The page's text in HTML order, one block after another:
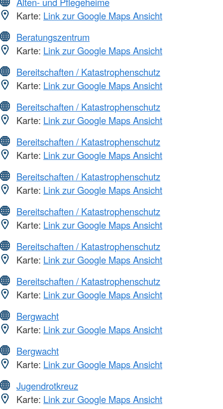
Karte: Link zur Google Maps Ansicht
Beratungszentrum
Karte: Link zur Google Maps Ansicht
Bereitschaften / Katastrophenschutz
Karte: Link zur Google Maps Ansicht
Bereitschaften / Katastrophenschutz
Karte: Link zur Google Maps Ansicht
Bereitschaften / Katastrophenschutz
Karte: Link zur Google Maps Ansicht
Bereitschaften / Katastrophenschutz
Karte: Link zur Google Maps Ansicht
Bereitschaften / Katastrophenschutz
Karte: Link zur Google Maps Ansicht
Bereitschaften / Katastrophenschutz
Karte: Link zur Google Maps Ansicht
Bereitschaften / Katastrophenschutz
Karte: Link zur Google Maps Ansicht
Bergwacht
Karte: Link zur Google Maps Ansicht
Bergwacht
Karte: Link zur Google Maps Ansicht
Jugendrotkreuz
Karte: Link zur Google Maps Ansicht